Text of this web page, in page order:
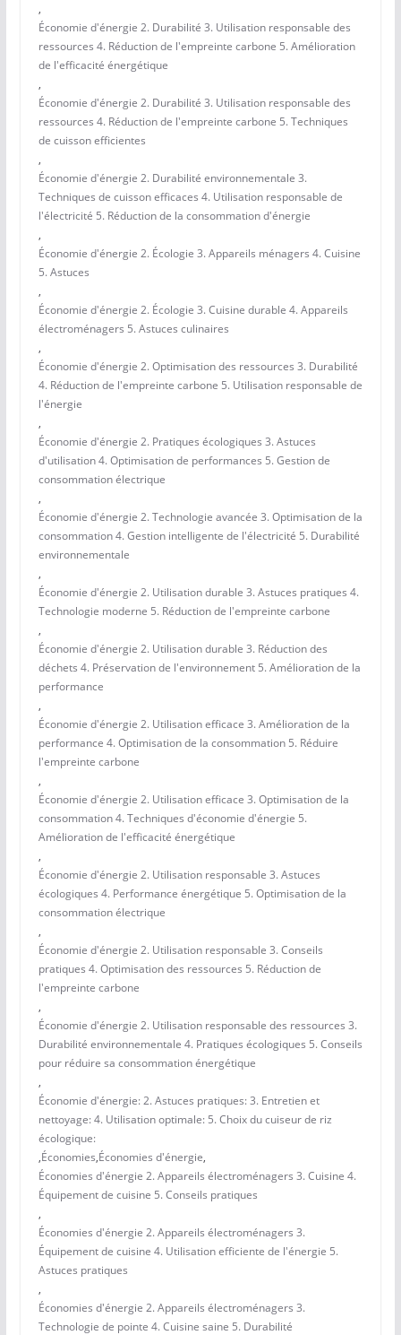
,
Économie d'énergie 2. Durabilité 3. Utilisation responsable des
ressources 4. Réduction de l'empreinte carbone 5. Amélioration
de l'efficacité énergétique
,
Économie d'énergie 2. Durabilité 3. Utilisation responsable des
ressources 4. Réduction de l'empreinte carbone 5. Techniques
de cuisson efficientes
,
Économie d'énergie 2. Durabilité environnementale 3.
Techniques de cuisson efficaces 4. Utilisation responsable de
l'électricité 5. Réduction de la consommation d'énergie
,
Économie d'énergie 2. Écologie 3. Appareils ménagers 4. Cuisine
5. Astuces
,
Économie d'énergie 2. Écologie 3. Cuisine durable 4. Appareils
électroménagers 5. Astuces culinaires
,
Économie d'énergie 2. Optimisation des ressources 3. Durabilité
4. Réduction de l'empreinte carbone 5. Utilisation responsable de
l'énergie
,
Économie d'énergie 2. Pratiques écologiques 3. Astuces
d'utilisation 4. Optimisation de performances 5. Gestion de
consommation électrique
,
Économie d'énergie 2. Technologie avancée 3. Optimisation de la
consommation 4. Gestion intelligente de l'électricité 5. Durabilité
environnementale
,
Économie d'énergie 2. Utilisation durable 3. Astuces pratiques 4.
Technologie moderne 5. Réduction de l'empreinte carbone
,
Économie d'énergie 2. Utilisation durable 3. Réduction des
déchets 4. Préservation de l'environnement 5. Amélioration de la
performance
,
Économie d'énergie 2. Utilisation efficace 3. Amélioration de la
performance 4. Optimisation de la consommation 5. Réduire
l'empreinte carbone
,
Économie d'énergie 2. Utilisation efficace 3. Optimisation de la
consommation 4. Techniques d'économie d'énergie 5.
Amélioration de l'efficacité énergétique
,
Économie d'énergie 2. Utilisation responsable 3. Astuces
écologiques 4. Performance énergétique 5. Optimisation de la
consommation électrique
,
Économie d'énergie 2. Utilisation responsable 3. Conseils
pratiques 4. Optimisation des ressources 5. Réduction de
l'empreinte carbone
,
Économie d'énergie 2. Utilisation responsable des ressources 3.
Durabilité environnementale 4. Pratiques écologiques 5. Conseils
pour réduire sa consommation énergétique
,
Économie d'énergie: 2. Astuces pratiques: 3. Entretien et
nettoyage: 4. Utilisation optimale: 5. Choix du cuiseur de riz
écologique:
,Économies,Économies d'énergie,
Économies d'énergie 2. Appareils électroménagers 3. Cuisine 4.
Équipement de cuisine 5. Conseils pratiques
,
Économies d'énergie 2. Appareils électroménagers 3.
Équipement de cuisine 4. Utilisation efficiente de l'énergie 5.
Astuces pratiques
,
Économies d'énergie 2. Appareils électroménagers 3.
Technologie de pointe 4. Cuisine saine 5. Durabilité